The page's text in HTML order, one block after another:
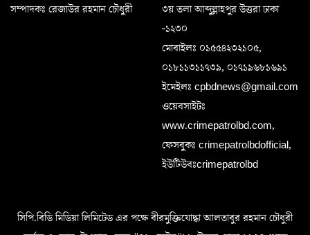
সম্পাদকঃ রেজাউর রহমান চৌধুরী
৩য় তলা আব্দুল্লাহপুর উত্তরা ঢাকা
-১২৩০
মোবাইলঃ ০১৫৫৪২৩২১০৫,
০১৮১১৩১১৭৩৯, ০১৭১৯৬৮১৬৯১
ইমেইলঃ cpbdnews@gmail.com
ওয়েবসাইটঃ
www.crimepatrolbd.com,
ফেসবুকঃ crimepatrolbdofficial,
ইউটিউবঃcrimepatrolbd
সিপি.বিডি মিডিয়া লিমিটেড এর পক্ষে বীরমুক্তিযোদ্ধা আলতাবুর রহমান চৌধুরী